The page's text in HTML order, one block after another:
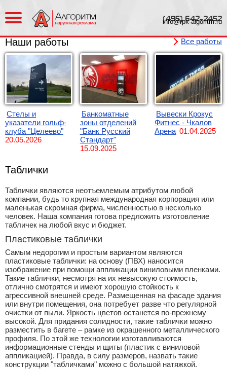
(495) 642-2452
info@rpk-algoritm.ru
Стелы и
указатели гольф-
клуба "Целеево"
20.05.2026
Банкоматные
зоны отделений
"Банк Русский
Стандарт"
15.09.2025
Вывески Крокус
Фитнес - Чкалов
Арена 01.04.2025
Все работы
Таблички
Таблички являются неотъемлемым атрибутом любой
компании, будь то крупная международная корпорация или
маленькая скромная фирма, численностью в несколько
человек. Наша компания готова предложить изготовление
табличек на любой вкус и бюджет.
Пластиковые таблички
Самым недорогим и простым вариантом являются
пластиковые таблички: на основу (ПВХ) наносится
изображение при помощи аппликации виниловыми пленками.
Такие таблички, несмотря на их невысокую стоимость,
отлично смотрятся и имеют хорошую стойкость к
агрессивной внешней среде. Размещенная на фасаде здания
или внутри помещения, она потребует разве что регулярной
очистки от пыли. Яркость цветов останется по-прежнему
высокой. Для придания солидности, такие таблички можно
разместить в багете – рамке из окрашенного металлического
профиля. По этой же технологии изготавливаются
информационные стенды и щиты (пластик с виниловой
аппликацией). Правда, в силу размеров, назвать такие
конструкции "табличками" можно с большой натяжкой.